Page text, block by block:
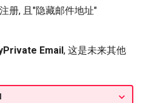
Lec 16 Dense Linear
MobiCom14 LTE-WIFI-
册, 且"隐藏邮件地址"
Email , 这是未来其他